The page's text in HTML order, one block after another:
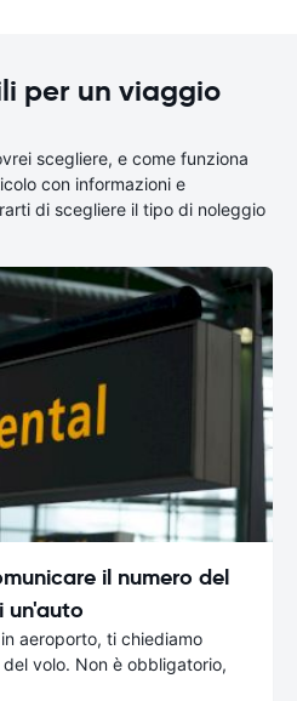
per un viaggio
scegliere, e come funziona
con informazioni e
di scegliere il tipo di noleggio
il numero del
un'auto
aeroporto, ti chiediamo
volo. Non è obbligatorio,